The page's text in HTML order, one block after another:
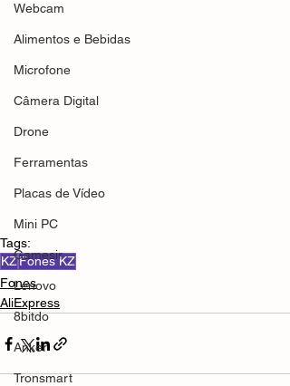
Webcam
Alimentos e Bebidas
Microfone
Câmera Digital
Drone
Ferramentas
Placas de Vídeo
Mini PC
Gamesir
Lenovo
8bitdo
Anker
Tronsmart
Tags:
KZFones KZ
Fones
AliExpress